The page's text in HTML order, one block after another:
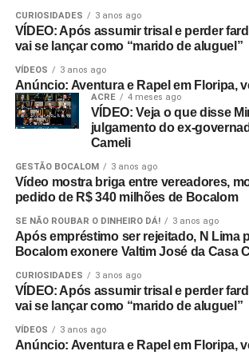
CURIOSIDADES 3 anos ago
VÍDEO: Após assumir trisal e perder
vai se lançar como “marido de aluguel”
VÍDEOS 3 anos ago
Anúncio: Aventura e Rapel em Floripa,
ACRE 4 meses ago
VÍDEO: Veja o que disse
julgamento do ex-
Cameli
GESTÃO BOCALOM 3 anos ago
Vídeo mostra briga entre vereadores,
pedido de R$ 340 milhões de Bocalom
SE NÃO ROUBAR O DINHEIRO DÁ! 3 anos ago
Após empréstimo ser rejeitado, N Lima
Bocalom exonere Valtim José da Casa
CURIOSIDADES 3 anos ago
VÍDEO: Após assumir trisal e perder
vai se lançar como “marido de aluguel”
VÍDEOS 3 anos ago
Anúncio: Aventura e Rapel em Floripa,